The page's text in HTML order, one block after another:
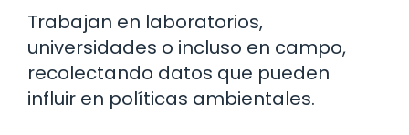
Trabajan en laboratorios,
universidades o incluso en campo,
recolectando datos que pueden
influir en políticas ambientales.